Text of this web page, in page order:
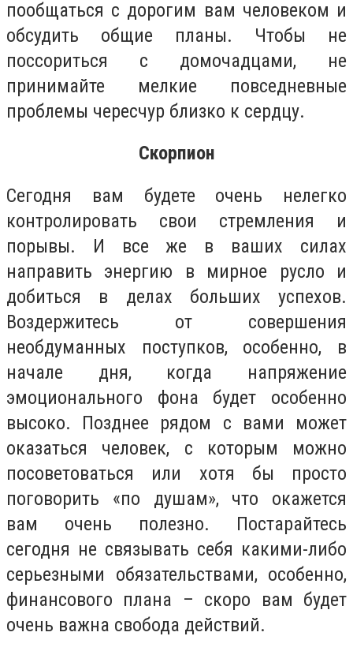
пообщаться с дорогим вам человеком и
обсудить общие планы. Чтобы не
поссориться с домочадцами, не
принимайте мелкие повседневные
проблемы чересчур близко к сердцу.
Скорпион
Сегодня вам будете очень нелегко
контролировать свои стремления и
порывы. И все же в ваших силах
направить энергию в мирное русло и
добиться в делах больших успехов.
Воздержитесь от совершения
необдуманных поступков, особенно, в
начале дня, когда напряжение
эмоционального фона будет особенно
высоко. Позднее рядом с вами может
оказаться человек, с которым можно
посоветоваться или хотя бы просто
поговорить «по душам», что окажется
вам очень полезно. Постарайтесь
сегодня не связывать себя какими-либо
серьезными обязательствами, особенно,
финансового плана – скоро вам будет
очень важна свобода действий.